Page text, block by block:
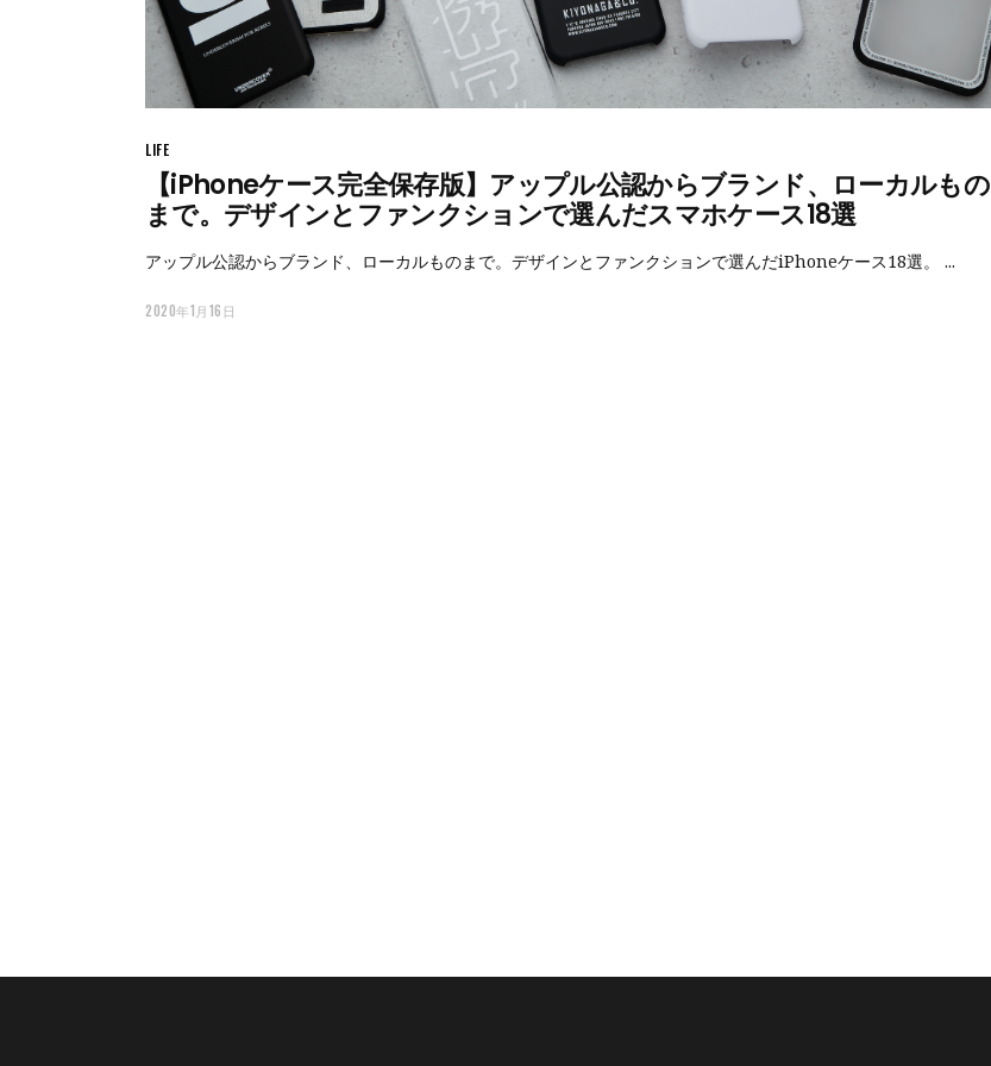
LIFE
【iPhoneケース完全保存版】アップル公認からブランド、ローカルもの
まで。デザインとファンクションで選んだスマホケース18選
アップル公認からブランド、ローカルものまで。デザインとファンクションで選んだiPhoneケース18選。
2020年1月16日